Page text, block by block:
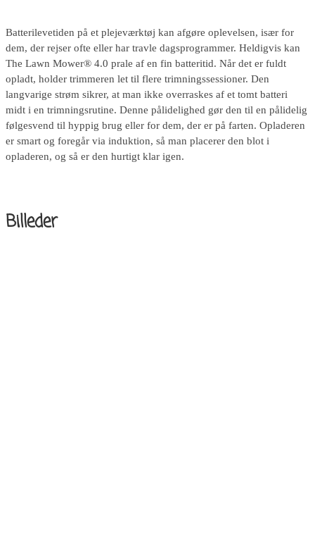
Batterilevetiden på et plejeværktøj kan afgøre oplevelsen, især for
dem, der rejser ofte eller har travle dagsprogrammer. Heldigvis kan
The Lawn Mower® 4.0 prale af en fin batteritid. Når det er fuldt
opladt, holder trimmeren let til flere trimningssessioner. Den
langvarige strøm sikrer, at man ikke overraskes af et tomt batteri
midt i en trimningsrutine. Denne pålidelighed gør den til en pålidelig
følgesvend til hyppig brug eller for dem, der er på farten. Opladeren
er smart og foregår via induktion, så man placerer den blot i
opladeren, og så er den hurtigt klar igen.
Billeder